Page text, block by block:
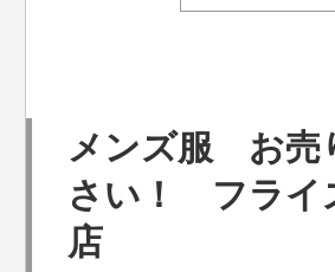
メンズ服 お売
さい！ フライ
店